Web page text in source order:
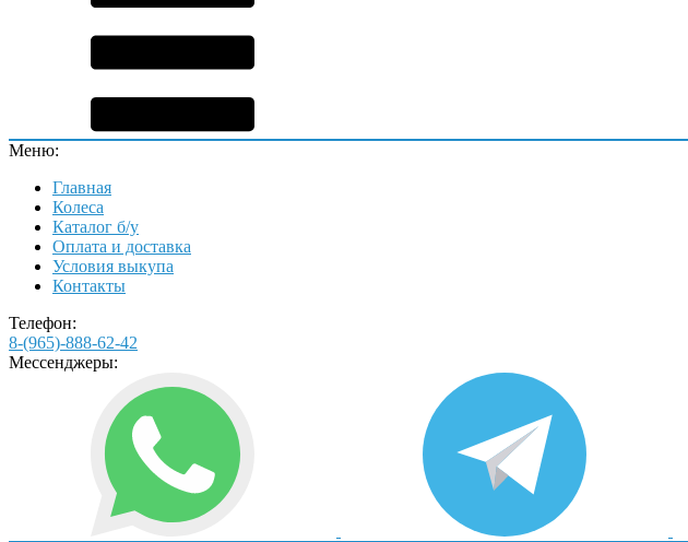
Меню:
Главная
Колеса
Каталог б/у
Оплата и доставка
Условия выкупа
Контакты
Телефон:
8-(965)-888-62-42
Мессенджеры: